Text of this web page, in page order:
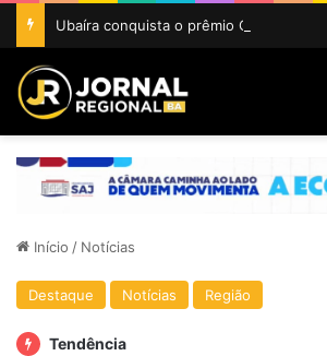
Início / Notícias
Destaque Notícias Região
Tendência